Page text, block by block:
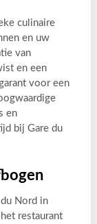
culinaire
en uw
van
en een
voor een
en
bij Gare du
Nord in
restaurant